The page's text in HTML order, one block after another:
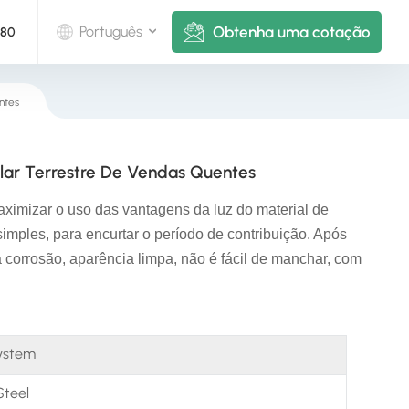
Português
italiano
Obtenha uma cotação
Terrestre De Vendas Quentes
o uso das vantagens da luz do material de
para encurtar o período de contribuição. Após
aparência limpa, não é fácil de manchar, com